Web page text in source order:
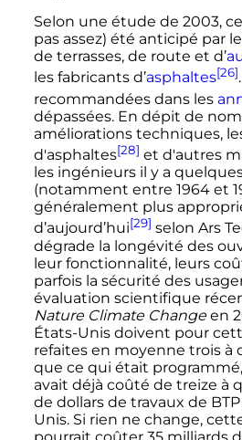
Selon une étude de 2003,
pas assez) été anticipé par
de terrasses, de route et d’
les fabricants d’asphaltes[26]
recommandées dans les
dépassées. En dépit de
améliorations techniques,
d'asphaltes[28] et d'autres
les ingénieurs il y a
(notamment entre 1964 et
généralement plus
d’aujourd’hui[29] selon Ars
dégrade la longévité des
leur fonctionnalité, leurs
parfois la sécurité des
évaluation scientifique
Nature Climate Changeen
États-Unis doivent pour
refaites en moyenne trois à
que ce qui était
avait déjà coûté de treize à
de dollars de travaux de
Unis. Si rien ne change,
pourrait coûter 35 milliards